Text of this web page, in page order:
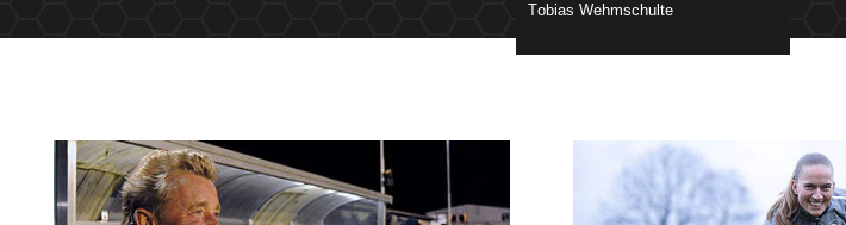
 